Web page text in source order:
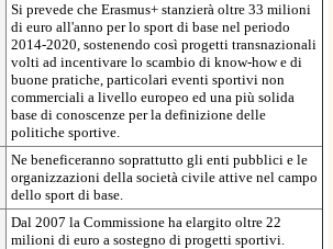
Si prevede che Erasmus+ stanzierà oltre 33 milioni
di euro all'anno per lo sport di base nel periodo
2014-2020, sostenendo così progetti transnazionali
volti ad incentivare lo scambio di know-how e di
buone pratiche, particolari eventi sportivi non
commerciali a livello europeo ed una più solida
base di conoscenze per la definizione delle
politiche sportive.
Ne beneficeranno soprattutto gli enti pubblici e le
organizzazioni della società civile attive nel campo
dello sport di base.
Dal 2007 la Commissione ha elargito oltre 22
milioni di euro a sostegno di progetti sportivi.